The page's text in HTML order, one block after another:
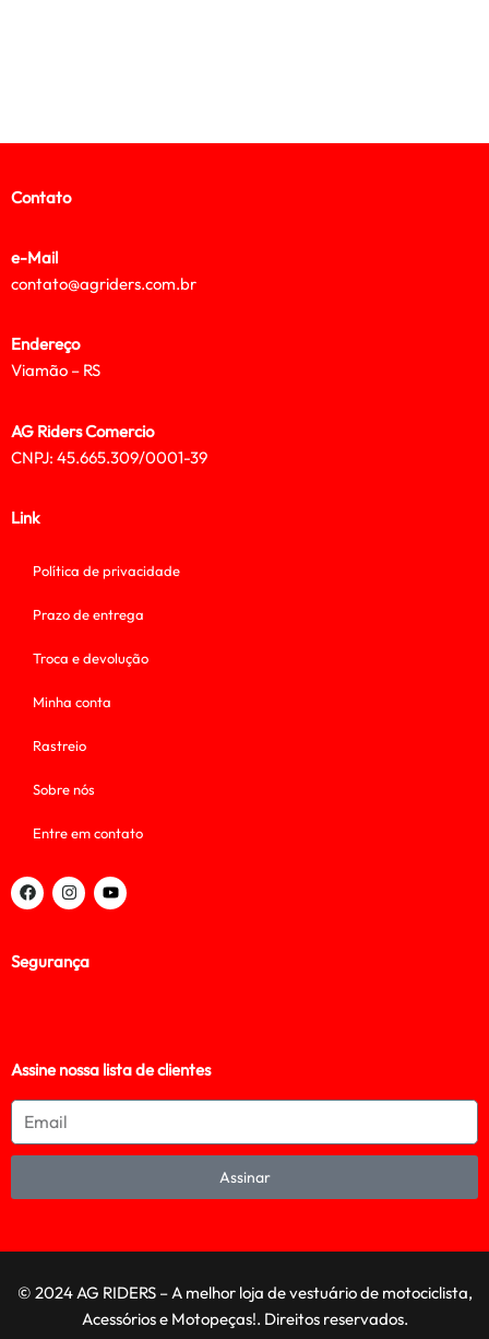
Contato
e-Mail
contato@agriders.com.br
Endereço
Viamão – RS
AG Riders Comercio
CNPJ: 45.665.309/0001-39
Link
Política de privacidade
Prazo de entrega
Troca e devolução
Minha conta
Rastreio
Sobre nós
Entre em contato
Segurança
Assine nossa lista de clientes
Assinar
© 2024 AG RIDERS – A melhor loja de vestuário de motociclista,
Acessórios e Motopeças!. Direitos reservados.